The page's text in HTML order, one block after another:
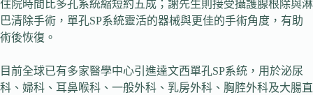
住院時間比多孔系統縮短約五成；謝先生則接受攝護腺根除與淋
巴清除手術，單孔SP系統靈活的器械與更佳的手術角度，有助
術後恢復。
目前全球已有多家醫學中心引進達文西單孔SP系統，用於泌尿
科、婦科、耳鼻喉科、一般外科、乳房外科、胸腔外科及大腸直